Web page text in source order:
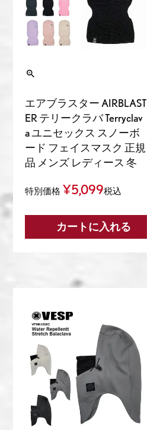
エアブラスター AIRBLAST
ER テリークラバ Terryclav
a ユニセックス スノーボ
ード フェイスマスク 正規
品 メンズ レディース 冬
特別価格 ¥5,099税込
カートに入れる